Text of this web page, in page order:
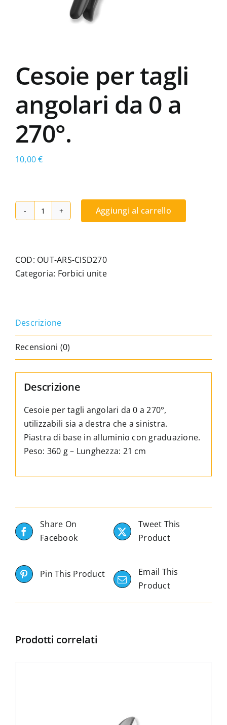
Cesoie per tagli
angolari da 0 a
270°.
10,00€
Cesoie
angolari
da
quantità
Aggiungi al carrello
COD: OUT-ARS-CISD270
Categoria: Forbici unite
Descrizione
Recensioni (0)
Descrizione
Cesoie per tagli angolari da 0 a 270°,
utilizzabili sia a destra che a sinistra.
Piastra di base in alluminio con graduazione.
Peso: 360 g – Lunghezza: 21 cm
Share On
Facebook
Tweet This
Product
Pin This Product
Email This
Product
Prodotti correlati